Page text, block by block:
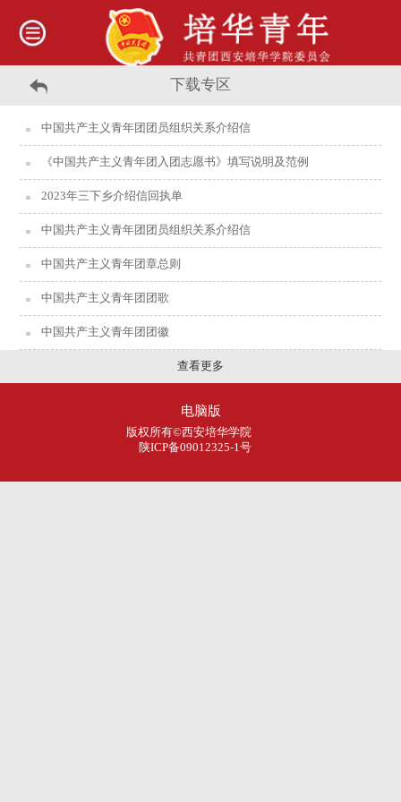
下载专区
中国共产主义青年团团员组织关系介绍信
《中国共产主义青年团入团志愿书》填写说明及范例
2023年三下乡介绍信回执单
中国共产主义青年团团员组织关系介绍信
中国共产主义青年团章总则
中国共产主义青年团团歌
中国共产主义青年团团徽
查看更多
电脑版
版权所有©西安培华学院
陕ICP备09012325-1号